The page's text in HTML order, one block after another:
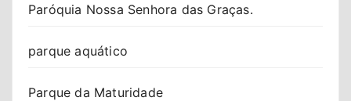
Paróquia Nossa Senhora das Graças.
parque aquático
Parque da Maturidade